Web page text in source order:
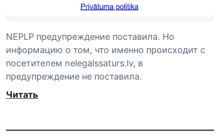
NEPLP предупреждение поставила. Но
информацию о том, что именно происходит с
посетителем nelegalssaturs.lv, в
предупреждение не поставила.
Читать